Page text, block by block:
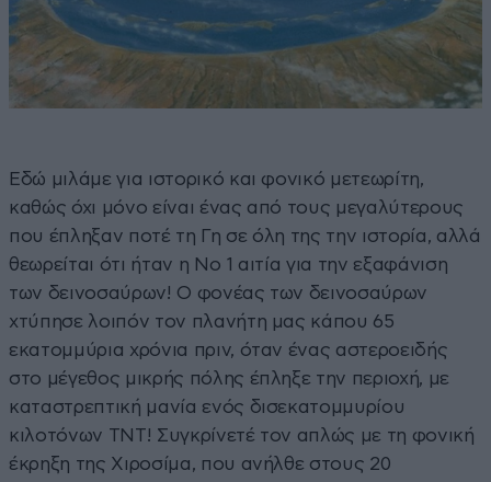
Εδώ μιλάμε για ιστορικό και φονικό μετεωρίτη,
καθώς όχι μόνο είναι ένας από τους μεγαλύτερους
που έπληξαν ποτέ τη Γη σε όλη της την ιστορία, αλλά
θεωρείται ότι ήταν η Νο 1 αιτία για την εξαφάνιση
των δεινοσαύρων! Ο φονέας των δεινοσαύρων
χτύπησε λοιπόν τον πλανήτη μας κάπου 65
εκατομμύρια χρόνια πριν, όταν ένας αστεροειδής
στο μέγεθος μικρής πόλης έπληξε την περιοχή, με
καταστρεπτική μανία ενός δισεκατομμυρίου
κιλοτόνων TNT! Συγκρίνετέ τον απλώς με τη φονική
έκρηξη της Χιροσίμα, που ανήλθε στους 20